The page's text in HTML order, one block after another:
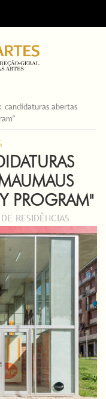
candidaturas abertas
PROGRAM"
RESIDÊNCIAS